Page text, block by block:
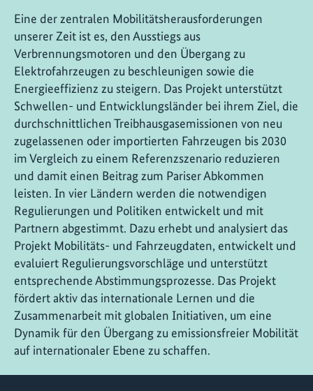
Eine der zentralen Mobilitätsherausforderungen
unserer Zeit ist es, den Ausstiegs aus
Verbrennungsmotoren und den Übergang zu
Elektrofahrzeugen zu beschleunigen sowie die
Energieeffizienz zu steigern. Das Projekt unterstützt
Schwellen- und Entwicklungsländer bei ihrem Ziel, die
durchschnittlichen Treibhausgasemissionen von neu
zugelassenen oder importierten Fahrzeugen bis 2030
im Vergleich zu einem Referenzszenario reduzieren
und damit einen Beitrag zum Pariser Abkommen
leisten. In vier Ländern werden die notwendigen
Regulierungen und Politiken entwickelt und mit
Partnern abgestimmt. Dazu erhebt und analysiert das
Projekt Mobilitäts- und Fahrzeugdaten, entwickelt und
evaluiert Regulierungsvorschläge und unterstützt
entsprechende Abstimmungsprozesse. Das Projekt
fördert aktiv das internationale Lernen und die
Zusammenarbeit mit globalen Initiativen, um eine
Dynamik für den Übergang zu emissionsfreier Mobilität
auf internationaler Ebene zu schaffen.